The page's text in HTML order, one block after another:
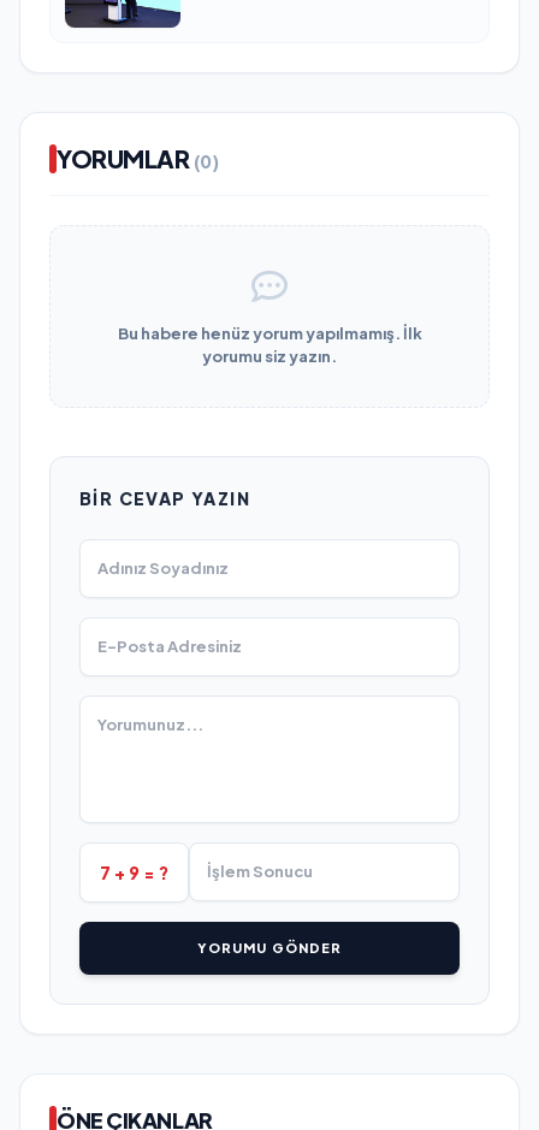
YORUMLAR (0)
Bu habere henüz yorum yapılmamış. İlk
yorumu siz yazın.
BIR CEVAP YAZIN
7 + 9 = ?
YORUMU GÖNDER
ÖNE ÇIKANLAR